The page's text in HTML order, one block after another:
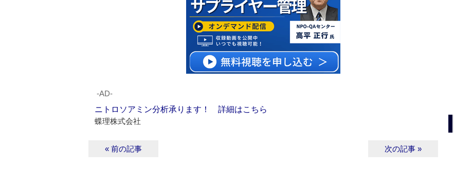
‐AD‐
ニトロソアミン分析承ります！ 詳細はこちら
蝶理株式会社
« 前の記事 次の記事 »